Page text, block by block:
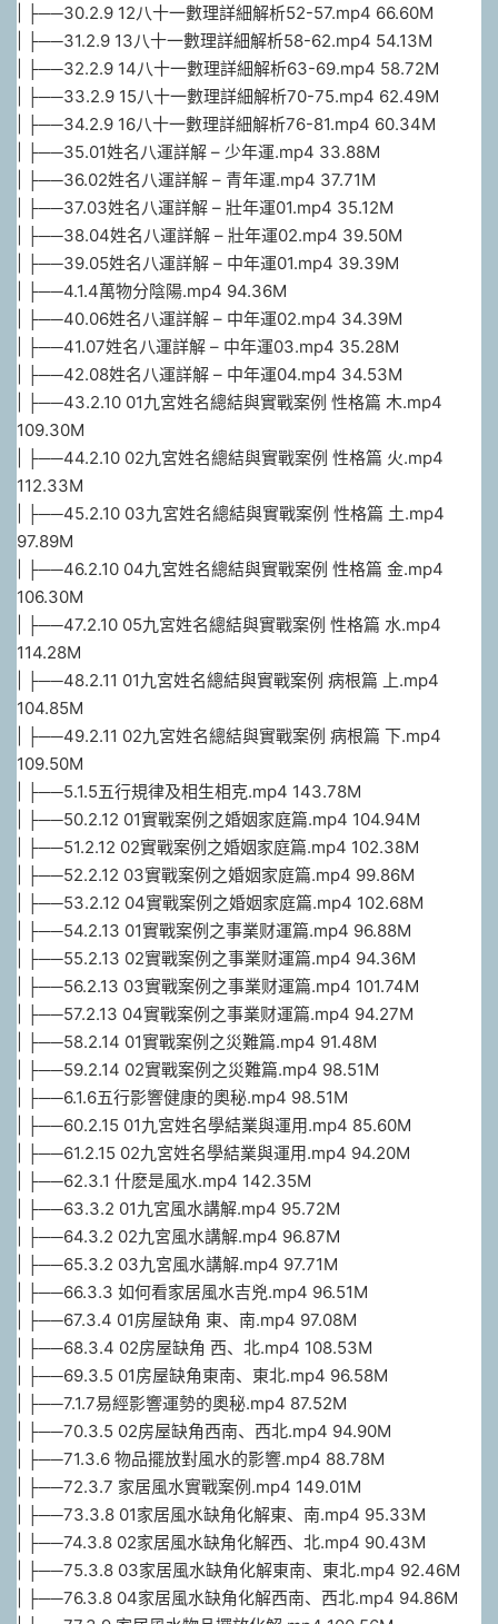
| ├──30.2.9 12八十一數理詳細解析52-57.mp4 66.60M
| ├──31.2.9 13八十一數理詳細解析58-62.mp4 54.13M
| ├──32.2.9 14八十一數理詳細解析63-69.mp4 58.72M
| ├──33.2.9 15八十一數理詳細解析70-75.mp4 62.49M
| ├──34.2.9 16八十一數理詳細解析76-81.mp4 60.34M
| ├──35.01姓名八運詳解 – 少年運.mp4 33.88M
| ├──36.02姓名八運詳解 – 青年運.mp4 37.71M
| ├──37.03姓名八運詳解 – 壯年運01.mp4 35.12M
| ├──38.04姓名八運詳解 – 壯年運02.mp4 39.50M
| ├──39.05姓名八運詳解 – 中年運01.mp4 39.39M
| ├──4.1.4萬物分陰陽.mp4 94.36M
| ├──40.06姓名八運詳解 – 中年運02.mp4 34.39M
| ├──41.07姓名八運詳解 – 中年運03.mp4 35.28M
| ├──42.08姓名八運詳解 – 中年運04.mp4 34.53M
| ├──43.2.10 01九宮姓名總結與實戰案例 性格篇 木.mp4
109.30M
| ├──44.2.10 02九宮姓名總結與實戰案例 性格篇 火.mp4
112.33M
| ├──45.2.10 03九宮姓名總結與實戰案例 性格篇 土.mp4
97.89M
| ├──46.2.10 04九宮姓名總結與實戰案例 性格篇 金.mp4
106.30M
| ├──47.2.10 05九宮姓名總結與實戰案例 性格篇 水.mp4
114.28M
| ├──48.2.11 01九宮姓名總結與實戰案例 病根篇 上.mp4
104.85M
| ├──49.2.11 02九宮姓名總結與實戰案例 病根篇 下.mp4
109.50M
| ├──5.1.5五行規律及相生相克.mp4 143.78M
| ├──50.2.12 01實戰案例之婚姻家庭篇.mp4 104.94M
| ├──51.2.12 02實戰案例之婚姻家庭篇.mp4 102.38M
| ├──52.2.12 03實戰案例之婚姻家庭篇.mp4 99.86M
| ├──53.2.12 04實戰案例之婚姻家庭篇.mp4 102.68M
| ├──54.2.13 01實戰案例之事業财運篇.mp4 96.88M
| ├──55.2.13 02實戰案例之事業财運篇.mp4 94.36M
| ├──56.2.13 03實戰案例之事業财運篇.mp4 101.74M
| ├──57.2.13 04實戰案例之事業财運篇.mp4 94.27M
| ├──58.2.14 01實戰案例之災難篇.mp4 91.48M
| ├──59.2.14 02實戰案例之災難篇.mp4 98.51M
| ├──6.1.6五行影響健康的奧秘.mp4 98.51M
| ├──60.2.15 01九宮姓名學結業與運用.mp4 85.60M
| ├──61.2.15 02九宮姓名學結業與運用.mp4 94.20M
| ├──62.3.1 什麽是風水.mp4 142.35M
| ├──63.3.2 01九宮風水講解.mp4 95.72M
| ├──64.3.2 02九宮風水講解.mp4 96.87M
| ├──65.3.2 03九宮風水講解.mp4 97.71M
| ├──66.3.3 如何看家居風水吉兇.mp4 96.51M
| ├──67.3.4 01房屋缺角 東、南.mp4 97.08M
| ├──68.3.4 02房屋缺角 西、北.mp4 108.53M
| ├──69.3.5 01房屋缺角東南、東北.mp4 96.58M
| ├──7.1.7易經影響運勢的奧秘.mp4 87.52M
| ├──70.3.5 02房屋缺角西南、西北.mp4 94.90M
| ├──71.3.6 物品擺放對風水的影響.mp4 88.78M
| ├──72.3.7 家居風水實戰案例.mp4 149.01M
| ├──73.3.8 01家居風水缺角化解東、南.mp4 95.33M
| ├──74.3.8 02家居風水缺角化解西、北.mp4 90.43M
| ├──75.3.8 03家居風水缺角化解東南、東北.mp4 92.46M
| ├──76.3.8 04家居風水缺角化解西南、西北.mp4 94.86M